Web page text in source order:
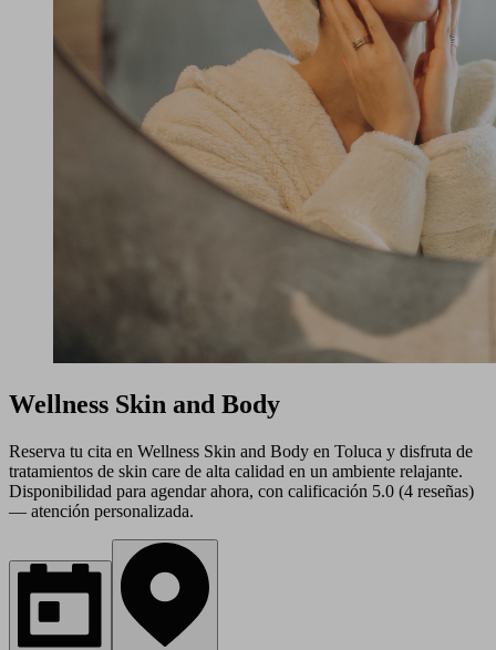
Wellness Skin and Body
Reserva tu cita en Wellness Skin and Body en Toluca y disfruta de
tratamientos de skin care de alta calidad en un ambiente relajante.
Disponibilidad para agendar ahora, con calificación 5.0 (4 reseñas)
— atención personalizada.